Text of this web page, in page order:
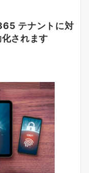
テナントに対
されます